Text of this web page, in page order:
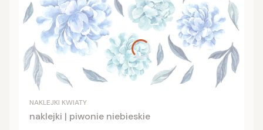
NAKLEJKI KWIATY
naklejki | piwonie niebieskie